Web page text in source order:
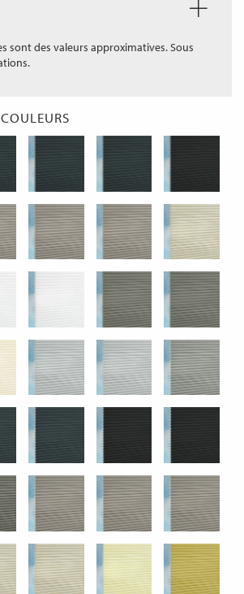
sont des valeurs approximatives. Sous